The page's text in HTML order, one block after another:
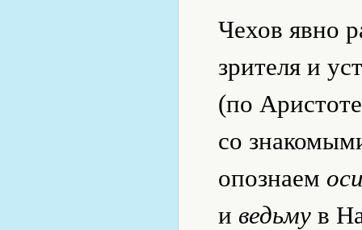
Чехов явно
зрителя и
(по
со
опознаем
и ведьму в